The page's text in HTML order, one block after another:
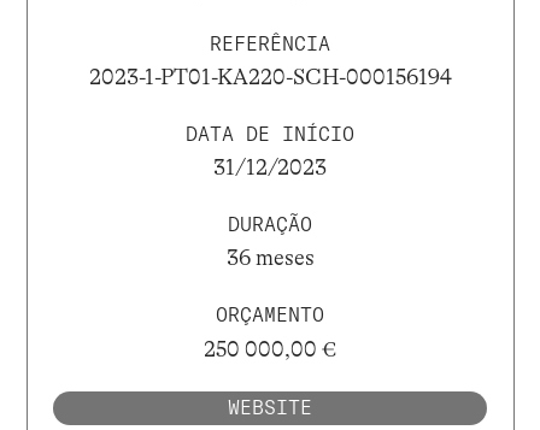
REFERÊNCIA
2023-1-PT01-KA220-SCH-000156194
DATA DE INÍCIO
31/12/2023
DURAÇÃO
36 meses
ORÇAMENTO
250 000,00 €
WEBSITE